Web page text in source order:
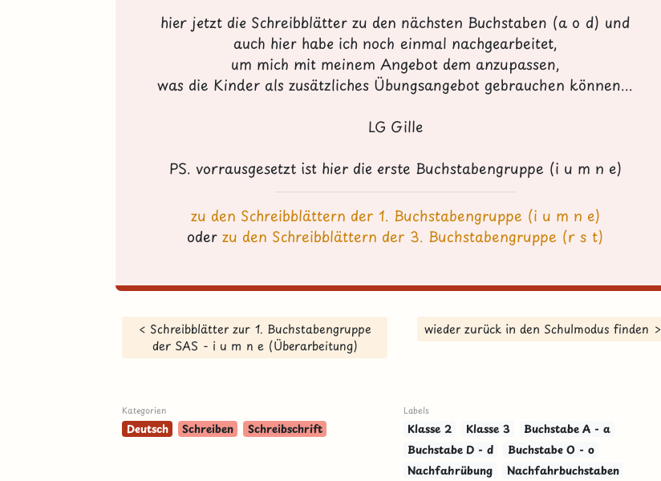
hier jetzt die Schreibblätter zu den nächsten Buchstaben (a o d) und
auch hier habe ich noch einmal nachgearbeitet,
um mich mit meinem Angebot dem anzupassen,
was die Kinder als zusätzliches Übungsangebot gebrauchen können...
LG Gille
PS. vorrausgesetzt ist hier die erste Buchstabengruppe (i u m n e)
zu den Schreibblättern der 1. Buchstabengruppe (i u m n e)
oderzu den Schreibblättern der 3. Buchstabengruppe (r s t)
< Schreibblätter zur 1. Buchstabengruppe
der SAS - i u m n e (Überarbeitung)
wieder zurück in den Schulmodus finden >
Kategorien
Deutsch Schreiben Schreibschrift
Labels
Klasse 2 Klasse 3
Buchstabe A - a
Buchstabe D - d
Buchstabe O - o
Nachfahrübung
Nachfahrbuchstaben